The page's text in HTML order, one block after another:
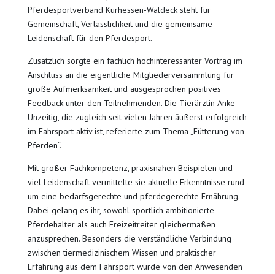
Pferdesportverband Kurhessen-Waldeck steht für
Gemeinschaft, Verlässlichkeit und die gemeinsame
Leidenschaft für den Pferdesport.
Zusätzlich sorgte ein fachlich hochinteressanter Vortrag im
Anschluss an die eigentliche Mitgliederversammlung für
große Aufmerksamkeit und ausgesprochen positives
Feedback unter den Teilnehmenden. Die Tierärztin Anke
Unzeitig, die zugleich seit vielen Jahren äußerst erfolgreich
im Fahrsport aktiv ist, referierte zum Thema „Fütterung von
Pferden“.
Mit großer Fachkompetenz, praxisnahen Beispielen und
viel Leidenschaft vermittelte sie aktuelle Erkenntnisse rund
um eine bedarfsgerechte und pferdegerechte Ernährung.
Dabei gelang es ihr, sowohl sportlich ambitionierte
Pferdehalter als auch Freizeitreiter gleichermaßen
anzusprechen. Besonders die verständliche Verbindung
zwischen tiermedizinischem Wissen und praktischer
Erfahrung aus dem Fahrsport wurde von den Anwesenden